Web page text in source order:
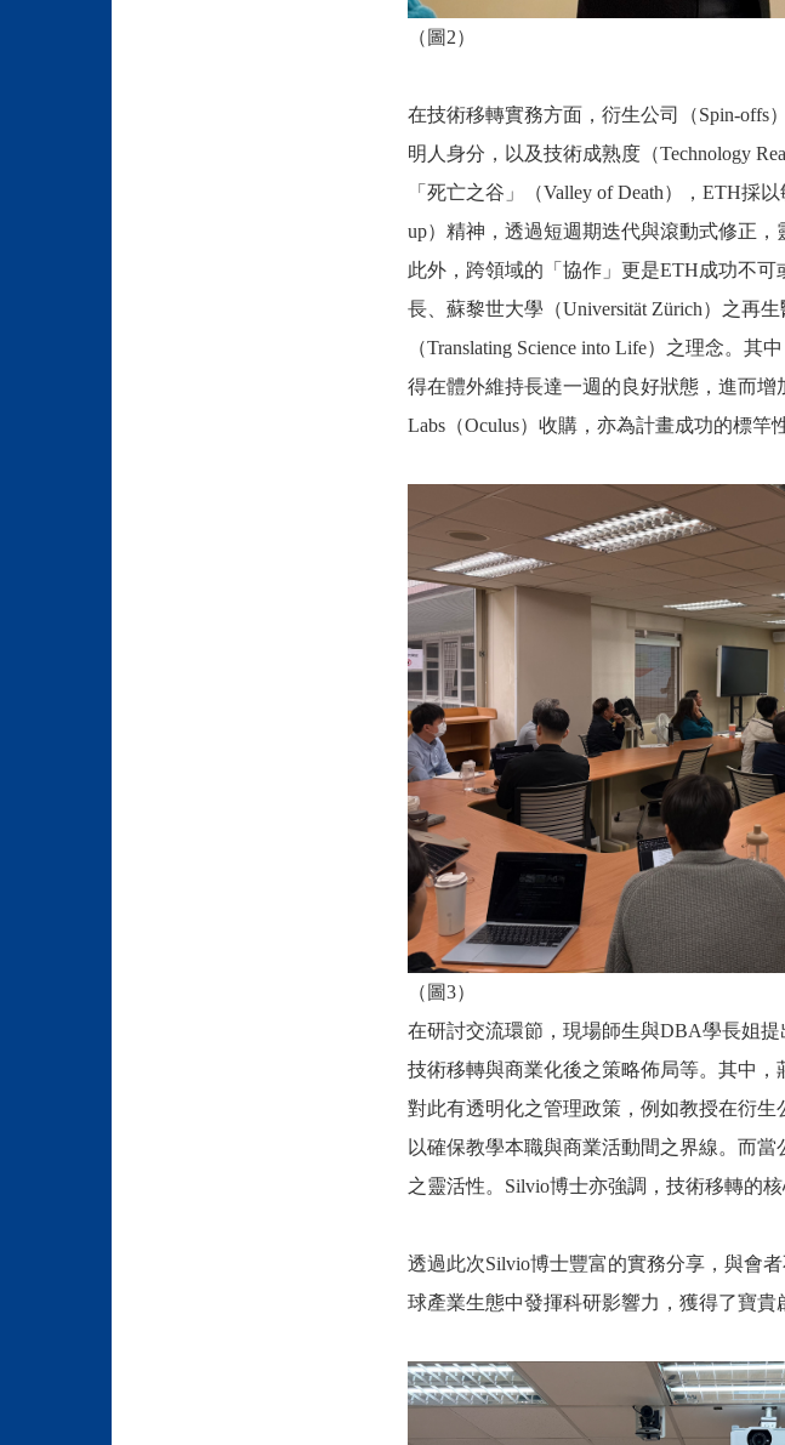
（圖2）
在技術移轉實務方面，衍生公司（Spin-offs
明人身分，以及技術成熟度（Technology
「死亡之谷」（Valley of Death），ETH採
up）精神，透過短週期迭代與滾動式修正
此外，跨領域的「協作」更是ETH成功不可
長、蘇黎世大學（Universität Zürich）之再
（Translating Science into Life）之理念。
得在體外維持長達一週的良好狀態，進而增
Labs（Oculus）收購，亦為計畫成功的標竿
（圖3）
在研討交流環節，現場師生與DBA學長姐
技術移轉與商業化後之策略佈局等。其中
對此有透明化之管理政策，例如教授在衍生
以確保教學本職與商業活動間之界線。而
之靈活性。Silvio博士亦強調，技術移轉的
透過此次Silvio博士豐富的實務分享，與會
球產業生態中發揮科研影響力，獲得了寶貴